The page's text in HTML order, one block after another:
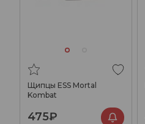
Щипцы ESS Mortal
Kombat
475₽